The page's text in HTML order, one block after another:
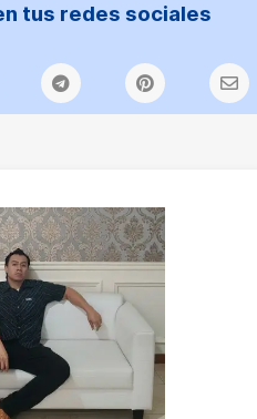
tus redes sociales